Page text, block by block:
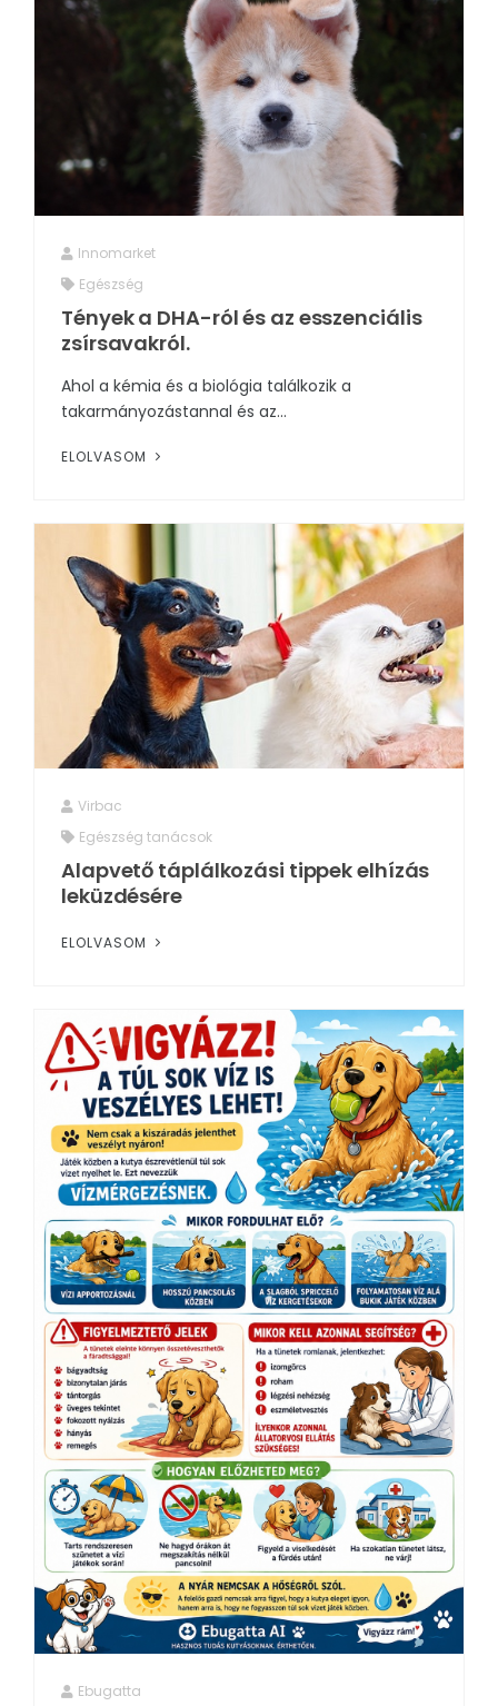
Innomarket
Egészség
Tények a DHA-ról és az esszenciális
zsírsavakról.
Ahol a kémia és a biológia találkozik a
takarmányozástannal és az...
ELOLVASOM
Virbac
Egészség tanácsok
Alapvető táplálkozási tippek elhízás
leküzdésére
ELOLVASOM
Ebugatta